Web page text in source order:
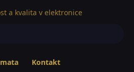
a kvalita v elektronice
Kontakt